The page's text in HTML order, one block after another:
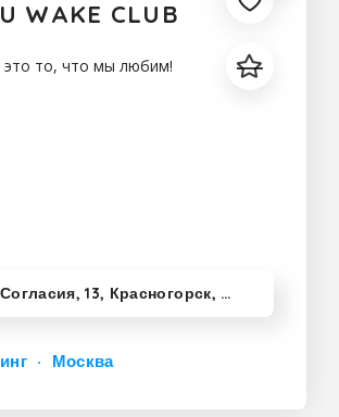
WAKE CLUB
это то, что мы любим!
13, Красногорск, Московская область, Россия
Москва